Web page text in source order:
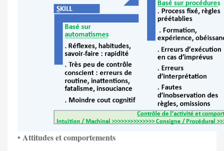
• Attitudes et comportements